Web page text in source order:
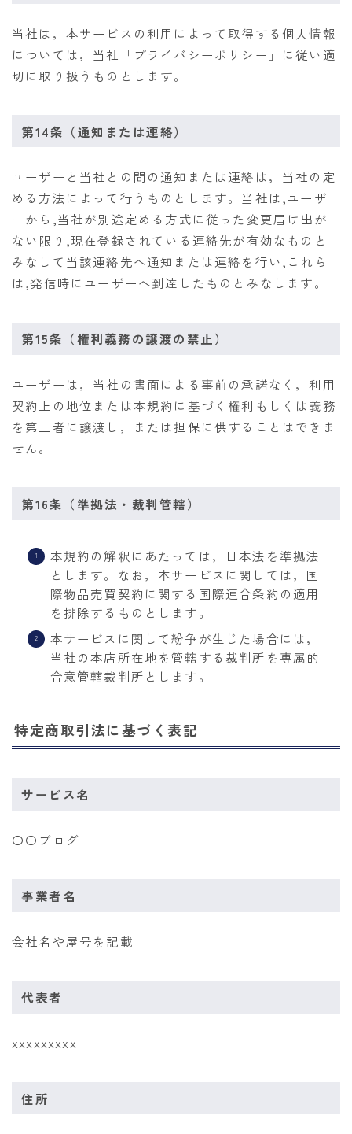
当社は，本サービスの利用によって取得する個人情報
については，当社「プライバシーポリシー」に従い適
切に取り扱うものとします。
第14条（通知または連絡）
ユーザーと当社との間の通知または連絡は，当社の定
める方法によって行うものとします。当社は,ユーザ
ーから,当社が別途定める方式に従った変更届け出が
ない限り,現在登録されている連絡先が有効なものと
みなして当該連絡先へ通知または連絡を行い,これら
は,発信時にユーザーへ到達したものとみなします。
第15条（権利義務の譲渡の禁止）
ユーザーは，当社の書面による事前の承諾なく，利用
契約上の地位または本規約に基づく権利もしくは義務
を第三者に譲渡し，または担保に供することはできま
せん。
第16条（準拠法・裁判管轄）
本規約の解釈にあたっては，日本法を準拠法
とします。なお，本サービスに関しては，国
際物品売買契約に関する国際連合条約の適用
を排除するものとします。
本サービスに関して紛争が生じた場合には，
当社の本店所在地を管轄する裁判所を専属的
合意管轄裁判所とします。
特定商取引法に基づく表記
サービス名
〇〇ブログ
事業者名
会社名や屋号を記載
代表者
xxxxxxxxx
住所